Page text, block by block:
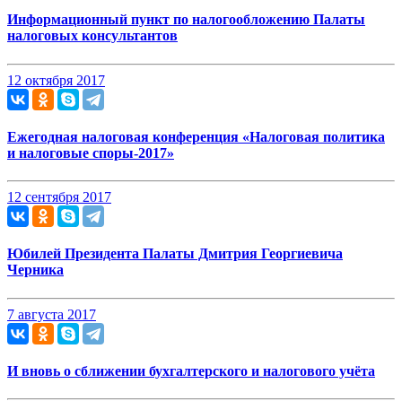
Информационный пункт по налогообложению Палаты
налоговых консультантoв
12 октября 2017
Ежегодная налоговая конференция «Налоговая политика
и налоговые споры-2017»
12 сентября 2017
Юбилей Президента Палаты Дмитрия Георгиевича
Черника
7 августа 2017
И вновь о сближении бухгалтерского и налогового учёта